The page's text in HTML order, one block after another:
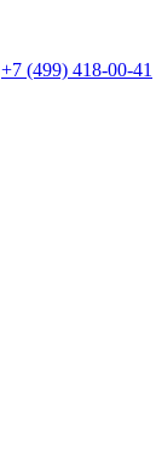
+7 (499) 418-00-41